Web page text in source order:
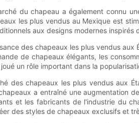
du chapeau a également connu
les plus vendus au Mexique est
aux designs modernes
des chapeaux les plus vendus
de chapeaux élégants, les
un rôle important dans la
des chapeaux les plus vendus aux
a entraîné une augmentation
et les fabricants de l'industrie du
des styles de chapeaux exclusifs et